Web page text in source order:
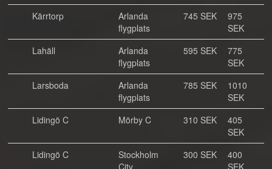
Kärrtorp
Arlanda
flygplats
745 SEK
975
SEK
Lahäll
Arlanda
flygplats
595 SEK
775
SEK
Larsboda
Arlanda
flygplats
785 SEK
1010
SEK
Lidingö C
Mörby C 310 SEK
405
SEK
Lidingö C
Stockholm
City
300 SEK
400
SEK